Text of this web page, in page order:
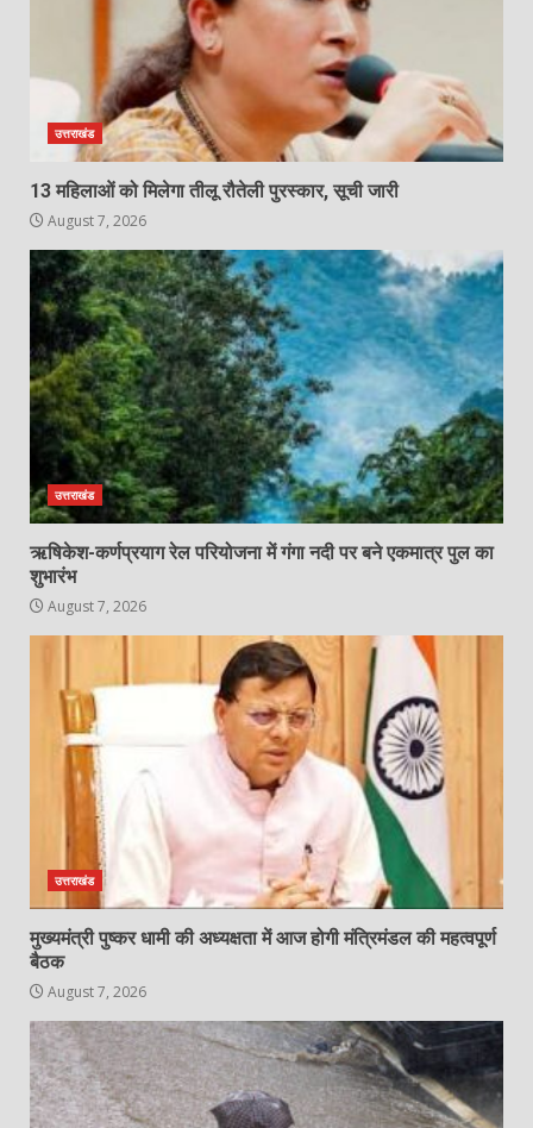
उत्तराखंड
13 महिलाओं को मिलेगा तीलू रौतेली पुरस्कार, सूची जारी
August 7, 2026
उत्तराखंड
ऋषिकेश-कर्णप्रयाग रेल परियोजना में गंगा नदी पर बने एकमात्र पुल का
शुभारंभ
August 7, 2026
उत्तराखंड
मुख्यमंत्री पुष्कर धामी की अध्यक्षता में आज होगी मंत्रिमंडल की महत्वपूर्ण
बैठक
August 7, 2026